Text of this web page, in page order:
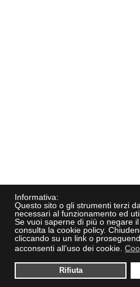
Informativa:
Questo sito o gli strumenti terzi
necessari al funzionamento ed
Se vuoi saperne di più o negare
consulta la cookie policy.
cliccando su un link o
acconsenti all’uso dei cookie.
Rifiuta